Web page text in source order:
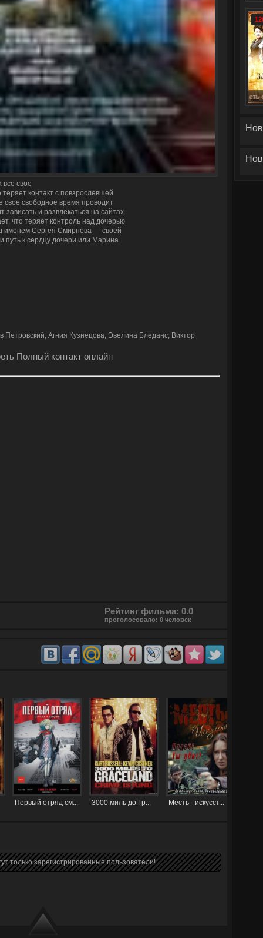
свое
контакт с повзрослевшей
свободное время проводит
и развлекаться на сайтах
что теряет контроль над дочерью
именем Сергея Смирнова — своей
к сердцу дочери или Марина
Петровский, Агния Кузнецова, Эвелина Бледанс, Виктор
Полный контакт онлайн
Рейтинг фильма: 0.0
проголосовало: 0 человек
Первый отряд см... 3000 миль до Гр... Месть - искусст...
только зарегистрированные пользователи!